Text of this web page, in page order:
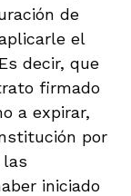
de
el
decir, que
firmado
a expirar,
por
las
iniciado